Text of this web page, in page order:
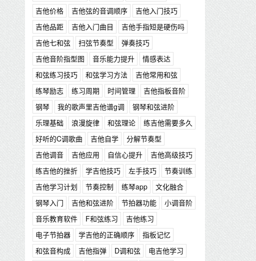
吉他价格
吉他弦的音调顺序
吉他入门技巧
吉他品距
吉他入门曲目
吉他手指短是硬伤吗
吉他七和弦
扫弦节奏型
弹奏技巧
吉他音阶指型图
音乐能力提升
情感表达
和弦练习技巧
和弦学习方法
吉他常用和弦
练琴励志
练习周期 时间管理
吉他指板音阶
钢琴
我的歌声里吉他谱g调
钢琴和弦进阶
乐理基础
浪漫旋律 和弦理论
练吉他需要多久
好听的C调歌曲
吉他自学
分解节奏型
吉他调音
吉他应用 自信心提升
吉他高级技巧
练吉他的挫折
学吉他技巧 左手技巧
节奏训练
吉他学习计划
节奏控制 练琴app
文化融合
钢琴入门
吉他和弦进阶 节拍器功能
小调音阶
音乐教育软件
F和弦练习
吉他练习
电子节拍器
学吉他的正确顺序
指板记忆
和弦音构成
吉他指弹 D调和弦
电吉他学习